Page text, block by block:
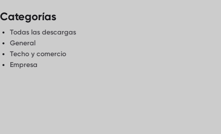
Categorías
Todas las descargas
General
Techo y comercio
Empresa